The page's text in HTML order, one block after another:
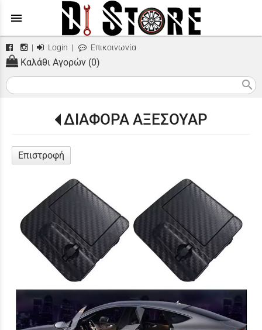
menu
| Login | Επικοινωνία
Καλάθι Αγορών (0)
search
ΔΙΑΦΟΡΑ ΑΞΕΣΟΥΑΡ
Επιστροφή